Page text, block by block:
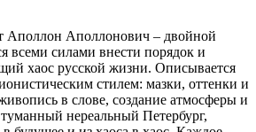
Аполлон Аполлонович – двойной
всеми силами внести порядок и
хаос русской жизни. Описывается
стилем: мазки, оттенки и
в слове, создание атмосферы и
нереальный Петербург,